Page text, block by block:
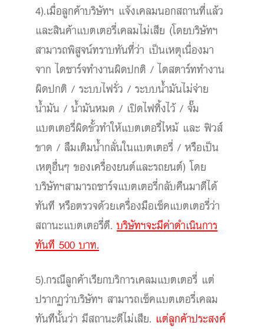
4).เมื่อลูกค้าบริษัทฯ แจ้งเคลมนอกสถานที่แล้ว
และสินค้าแบตเตอรี่เคลมไม่เสีย (โดยบริษัทฯ
สามารถพิสูจน์ทราบทันที่ว่า เป็นเหตุเนื่องมา
จาก ไดชาร์จทำงานผิดปกติ / ไดสตาร์ททำงาน
ผิดปกติ / ระบบไฟรั่ว / ระบบน้ำมันไม่จ่าย
น้ำมัน / น้ำมันหมด / เปิดไฟทิ้งไว้ / จั๊ม
แบตเตอรี่ผิดขั้วทำให้แบตเตอรี่ไหม้ และ ฟิวส์
ขาด / ลืมเติมน้ำกลั่นในแบตเตอรี่ / หรือเป็น
เหตุอื่นๆ ของเครื่องยนต์และรถยนต์) โดย
บริษัทฯสามารถชาร์จแบตเตอรี่กลับคืนมาดีได้
ทันที หรือตรวจด้วยเครื่องมือเช็คแบตเตอรี่ว่า
สถานะแบตเตอรี่ดี.บริษัทฯจะมีค่าดำเนินการ
ทันที 500 บาท.
5).กรณีลูกค้าเรียกบริการเคลมแบตเตอรี่ แต่
ปรากฏว่าบริษัทฯ สามารถเช็คแบตเตอรี่เคลม
ทันทีนั้นว่า มีสถานะดีไม่เสีย. แต่ลูกค้าประสงค์